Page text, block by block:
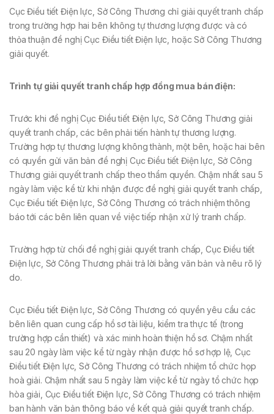
Cục Điều tiết Điện lực, Sở Công Thương chỉ giải quyết tranh chấp
trong trường hợp hai bên không tự thương lượng được và có
thỏa thuận đề nghị Cục Điều tiết Điện lực, hoặc Sở Công Thương
giải quyết.
Trình tự giải quyết tranh chấp hợp đồng mua bán điện:
Trước khi đề nghị Cục Điều tiết Điện lực, Sở Công Thương giải
quyết tranh chấp, các bên phải tiến hành tự thương lượng.
Trường hợp tự thương lượng không thành, một bên, hoặc hai bên
có quyền gửi văn bản đề nghị Cục Điều tiết Điện lực, Sở Công
Thương giải quyết tranh chấp theo thẩm quyền. Chậm nhất sau 5
ngày làm việc kể từ khi nhận được đề nghị giải quyết tranh chấp,
Cục Điều tiết Điện lực, Sở Công Thương có trách nhiệm thông
báo tới các bên liên quan về việc tiếp nhận xử lý tranh chấp.
Trường hợp từ chối đề nghị giải quyết tranh chấp, Cục Điều tiết
Điện lực, Sở Công Thương phải trả lời bằng văn bản và nêu rõ lý
do.
Cục Điều tiết Điện lực, Sở Công Thương có quyền yêu cầu các
bên liên quan cung cấp hồ sơ tài liệu, kiểm tra thực tế (trong
trường hợp cần thiết) và xác minh hoàn thiện hồ sơ. Chậm nhất
sau 20 ngày làm việc kể từ ngày nhận được hồ sơ hợp lệ, Cục
Điều tiết Điện lực, Sở Công Thương có trách nhiệm tổ chức họp
hoà giải. Chậm nhất sau 5 ngày làm việc kể từ ngày tổ chức họp
hòa giải, Cục Điều tiết Điện lực, Sở Công Thương có trách nhiệm
ban hành văn bản thông báo về kết quả giải quyết tranh chấp.